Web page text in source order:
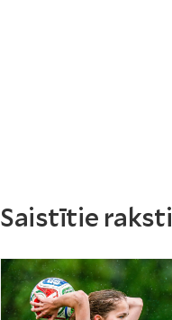
Saistītie raksti